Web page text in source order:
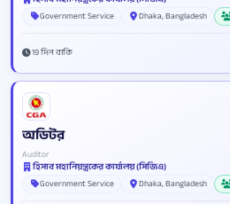
Government Service
Dhaka, Bangladesh
19 দিন বাকি
অডিটর
Auditor
হিসাব মহানিয়ন্ত্রকের কার্যালয় (সিজিএ)
Government Service
Dhaka, Bangladesh